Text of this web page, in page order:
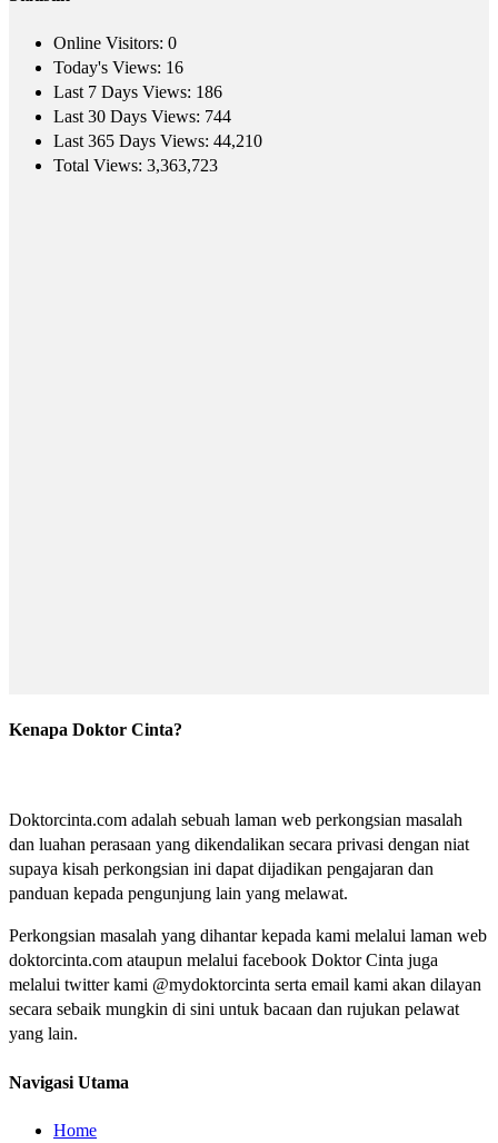
Online Visitors: 0
Today's Views: 16
Last 7 Days Views: 186
Last 30 Days Views: 744
Last 365 Days Views: 44,210
Total Views: 3,363,723
Kenapa Doktor Cinta?
Doktorcinta.com adalah sebuah laman web perkongsian masalah
dan luahan perasaan yang dikendalikan secara privasi dengan niat
supaya kisah perkongsian ini dapat dijadikan pengajaran dan
panduan kepada pengunjung lain yang melawat.
Perkongsian masalah yang dihantar kepada kami melalui laman web
doktorcinta.com ataupun melalui facebook Doktor Cinta juga
melalui twitter kami @mydoktorcinta serta email kami akan dilayan
secara sebaik mungkin di sini untuk bacaan dan rujukan pelawat
yang lain.
Navigasi Utama
Home